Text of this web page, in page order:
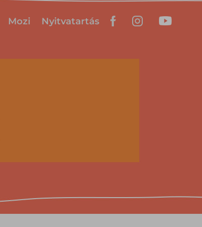
Mozi Nyitvatartás